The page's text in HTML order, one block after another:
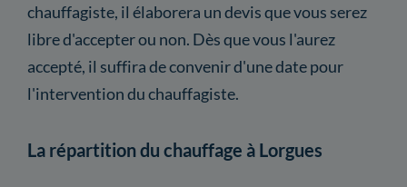
chauffagiste, il élaborera un devis que vous serez
libre d'accepter ou non. Dès que vous l'aurez
accepté, il suffira de convenir d'une date pour
l'intervention du chauffagiste.
La répartition du chauffage à Lorgues